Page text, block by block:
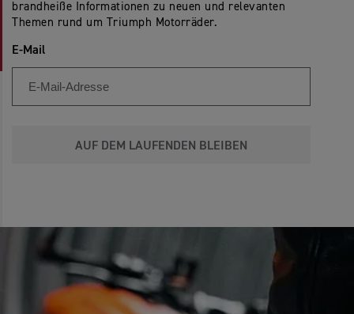
brandheiße Informationen zu neuen und relevanten
Themen rund um Triumph Motorräder.
E-Mail
AUF DEM LAUFENDEN BLEIBEN